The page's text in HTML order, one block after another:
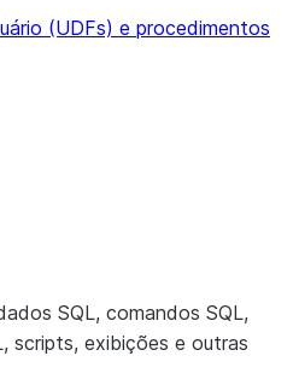
(UDFs) e procedimentos
SQL, comandos SQL,
scripts, exibições e outras